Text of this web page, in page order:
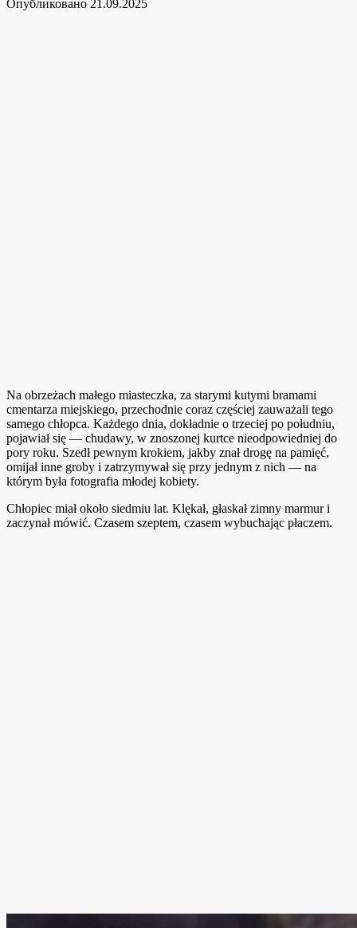
Опубликовано 21.09.2025
Na obrzeżach małego miasteczka, za starymi kutymi bramami
cmentarza miejskiego, przechodnie coraz częściej zauważali tego
samego chłopca. Każdego dnia, dokładnie o trzeciej po południu,
pojawiał się — chudawy, w znoszonej kurtce nieodpowiedniej do
pory roku. Szedł pewnym krokiem, jakby znał drogę na pamięć,
omijał inne groby i zatrzymywał się przy jednym z nich — na
którym była fotografia młodej kobiety.
Chłopiec miał około siedmiu lat. Klękał, głaskał zimny marmur i
zaczynał mówić. Czasem szeptem, czasem wybuchając płaczem.